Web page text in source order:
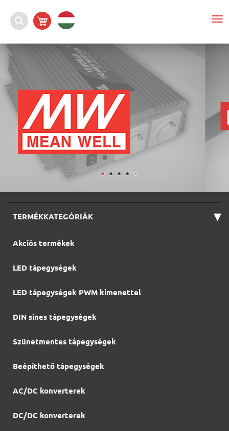
TERMÉKKATEGÓRIÁK ▾
Akciós termékek
LED tápegységek
LED tápegységek PWM kimenettel
DIN sínes tápegységek
Szünetmentes tápegységek
Beépíthető tápegységek
AC/DC konverterek
DC/DC konverterek